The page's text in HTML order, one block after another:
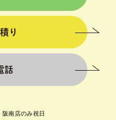
阪南店のみ祝日
り
話